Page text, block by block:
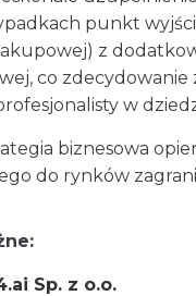
punkt
z
co
w
biznesowa
do rynków
Sp. z o.o.